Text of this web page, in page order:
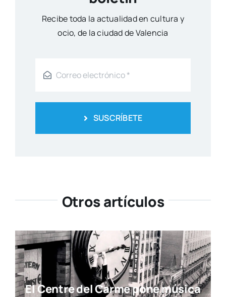
Reci­be toda la actua­li­dad en cul­tu­ra y
ocio, de la ciu­dad de Valen­cia
SUSCRÍBETE
Otros artículos
El Centre del Carme pone música